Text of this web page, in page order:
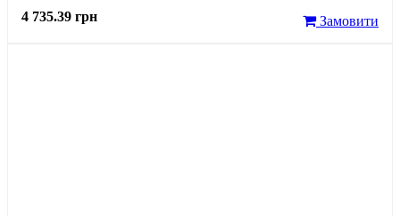
4 735.39 грн Замовити